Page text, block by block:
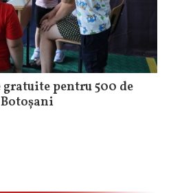
pentru 500 de